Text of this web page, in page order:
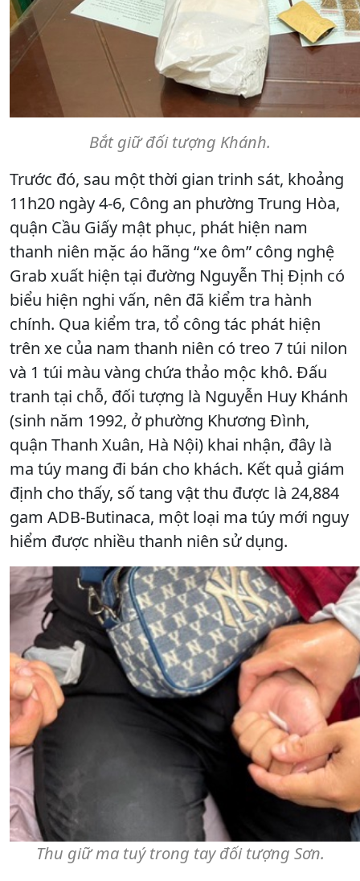
Bắt giữ đối tượng Khánh.
Trước đó, sau một thời gian trinh sát, khoảng
11h20 ngày 4-6, Công an phường Trung Hòa,
quận Cầu Giấy mật phục, phát hiện nam
thanh niên mặc áo hãng “xe ôm” công nghệ
Grab xuất hiện tại đường Nguyễn Thị Định có
biểu hiện nghi vấn, nên đã kiểm tra hành
chính. Qua kiểm tra, tổ công tác phát hiện
trên xe của nam thanh niên có treo 7 túi nilon
và 1 túi màu vàng chứa thảo mộc khô. Đấu
tranh tại chỗ, đối tượng là Nguyễn Huy Khánh
(sinh năm 1992, ở phường Khương Đình,
quận Thanh Xuân, Hà Nội) khai nhận, đây là
ma túy mang đi bán cho khách. Kết quả giám
định cho thấy, số tang vật thu được là 24,884
gam ADB-Butinaca, một loại ma túy mới nguy
hiểm được nhiều thanh niên sử dụng.
Thu giữ ma tuý trong tay đối tượng Sơn.